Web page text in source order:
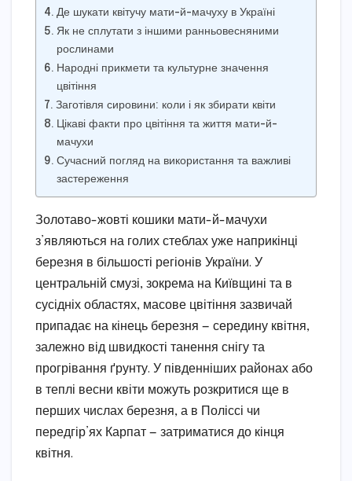
Де шукати квітучу мати-й-мачуху в Україні
Як не сплутати з іншими ранньовесняними
рослинами
Народні прикмети та культурне значення
цвітіння
Заготівля сировини: коли і як збирати квіти
Цікаві факти про цвітіння та життя мати-й-
мачухи
Сучасний погляд на використання та важливі
застереження
Золотаво-жовті кошики мати-й-мачухи
з’являються на голих стеблах уже наприкінці
березня в більшості регіонів України. У
центральній смузі, зокрема на Київщині та в
сусідніх областях, масове цвітіння зазвичай
припадає на кінець березня — середину квітня,
залежно від швидкості танення снігу та
прогрівання ґрунту. У південніших районах або
в теплі весни квіти можуть розкритися ще в
перших числах березня, а в Поліссі чи
передгір’ях Карпат — затриматися до кінця
квітня.